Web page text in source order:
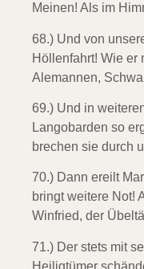
Meinen! Als im
68.) Und von
Höllenfahrt! Wie er
Alemannen,
69.) Und in
Langobarden so
brechen sie durch
70.) Dann ereilt
bringt weitere Not!
Winfried, der
71.) Der stets mit
Heiligtümer